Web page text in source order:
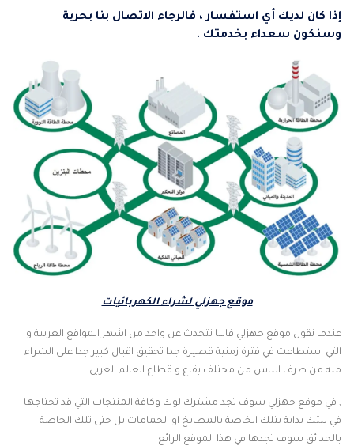
إذا كان لديك أي استفسار ، فالرجاء الاتصال بنا بحرية
وسنكون سعداء بخدمتك .
موقع جهزلي لشراء الكهربائيات
عندما نقول موقع جهزلي فاننا نتحدث عن واحد من اشهر المواقع العربية و
التي استطاعت في فترة زمنية قصيرة جدا تحقيق اقبال كبير جدا على الشراء
منه من طرف الناس من مختلف بقاع و قطاع العالم العربي
, في موقع جهزلي سوف تجد مشترك لوك وكافة المنتجات التي قد تحتاجها
في بيتك بداية بتلك الخاصة بالمطابخ او الحمامات بل حتى تلك الخاصة
بالحدائق سوف تجدها في هذا الموقع الرائع